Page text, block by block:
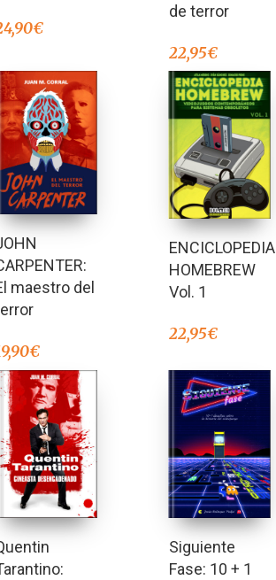
€
de terror
22,95€
maestro del
€
ENCICLOPEDIA
HOMEBREW
Vol. 1
22,95€
Siguiente
Fase: 10 + 1